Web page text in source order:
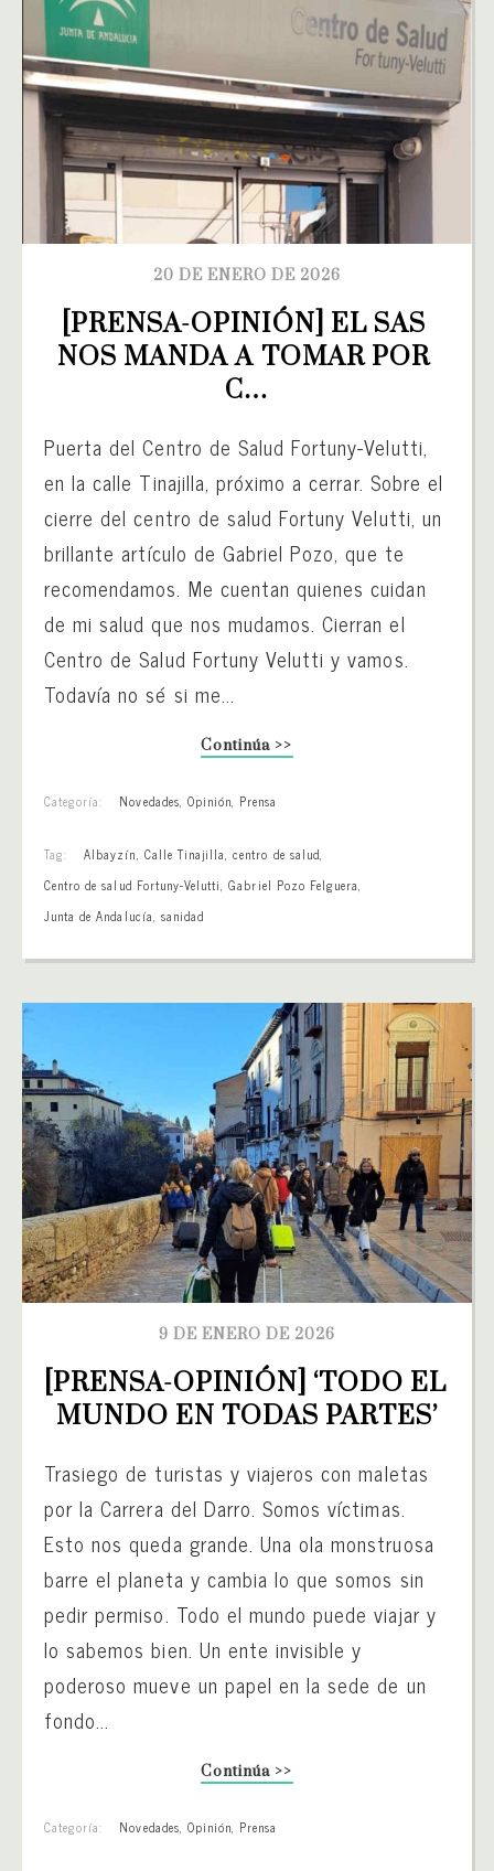
20 DE ENERO DE 2026
[PRENSA-OPINIÓN] EL SAS
NOS MANDA A TOMAR POR
C…
Puerta del Centro de Salud Fortuny-Velutti,
en la calle Tinajilla, próximo a cerrar. Sobre el
cierre del centro de salud Fortuny Velutti, un
brillante artículo de Gabriel Pozo, que te
recomendamos. Me cuentan quienes cuidan
de mi salud que nos mudamos. Cierran el
Centro de Salud Fortuny Velutti y vamos.
Todavía no sé si me...
Continúa >>
Categoría: Novedades, Opinión, Prensa
Tag: Albayzín, Calle Tinajilla,centro de salud,
Centro de salud Fortuny-Velutti,Gabriel Pozo Felguera,
Junta de Andalucía, sanidad
9 DE ENERO DE 2026
[PRENSA-OPINIÓN] ‘TODO EL
MUNDO EN TODAS PARTES’
Trasiego de turistas y viajeros con maletas
por la Carrera del Darro. Somos víctimas.
Esto nos queda grande. Una ola monstruosa
barre el planeta y cambia lo que somos sin
pedir permiso. Todo el mundo puede viajar y
lo sabemos bien. Un ente invisible y
poderoso mueve un papel en la sede de un
fondo...
Continúa >>
Categoría: Novedades, Opinión, Prensa